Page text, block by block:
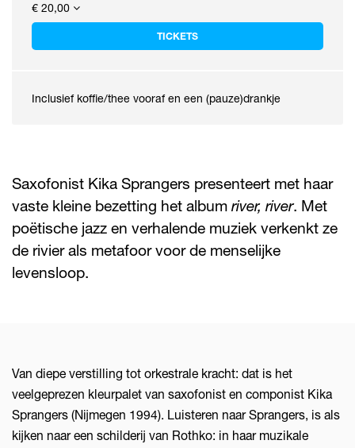
€ 20,00
TICKETS
Inclusief koffie/thee vooraf en een (pauze)drankje
Saxofonist Kika Sprangers presenteert met haar
vaste kleine bezetting het album river, river. Met
poëtische jazz en verhalende muziek verkenkt ze
de rivier als metafoor voor de menselijke
levensloop.
Van diepe verstilling tot orkestrale kracht: dat is het
veelgeprezen kleurpalet van saxofonist en componist Kika
Sprangers (Nijmegen 1994). Luisteren naar Sprangers, is als
kijken naar een schilderij van Rothko: in haar muzikale